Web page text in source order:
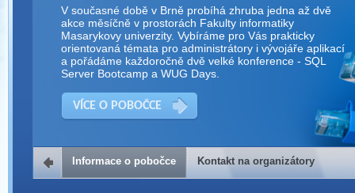
V současné době v Brně probíhá zhruba jedna až dvě
akce měsíčně v prostorách Fakulty informatiky
Masarykovy univerzity. Vybíráme pro Vás prakticky
orientovaná témata pro administrátory i vývojáře aplikací
a pořádáme každoročně dvě velké konference - SQL
Server Bootcamp a WUG Days.
VÍCE O POBOČCE
Kontakt na organizátory
Informace o pobočce Kontakt na organizátory